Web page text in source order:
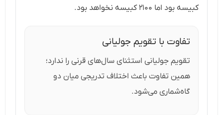
کبیسه بود اما ۲۱۰۰ کبیسه نخواهد بود.
تفاوت با تقویم جولیانی
تقویم جولیانی استثنای سال‌های قرنی را ندارد؛
همین تفاوت باعث اختلاف تدریجی میان دو
گاه‌شماری می‌شود.